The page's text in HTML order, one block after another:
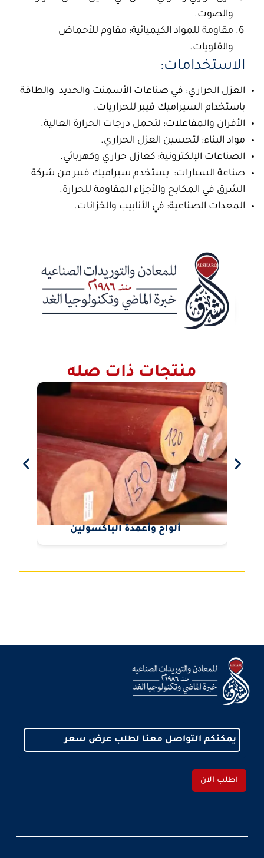
والصوت.
مقاومة للمواد الكيميائية: مقاوم للأحماض
والقلويات.
الاستخدامات:
العزل الحراري: في صناعات الأسمنت والحديد والطاقة
باستخدام السيراميك فيبر للحراريات.
الأفران والمفاعلات: لتحمل درجات الحرارة العالية.
مواد البناء: لتحسين العزل الحراري.
الصناعات الإلكترونية: كعازل حراري وكهربائي.
صناعة السيارات: يستخدم سيراميك فيبر من شركة
الشرق في المكابح والأجزاء المقاومة للحرارة.
المعدات الصناعية: في الأنابيب والخزانات.
منتجات ذات صله
ألواح وأعمدة الباكسولين
يمكنكم التواصل معنا لطلب عرض سعر
اطلب الان